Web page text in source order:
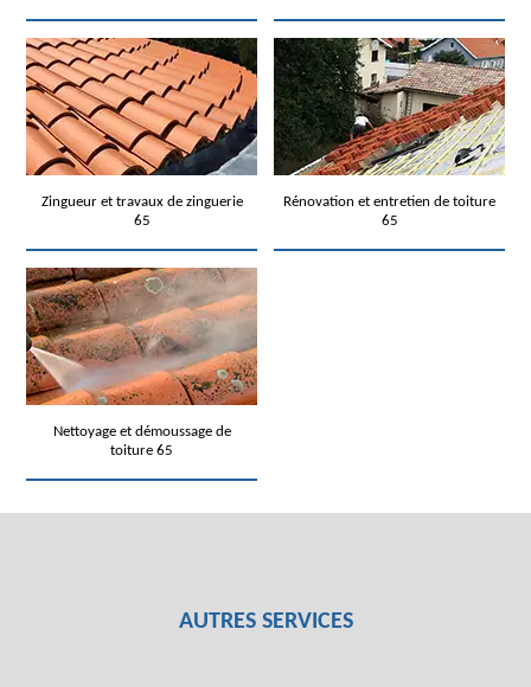
Zingueur et travaux de zinguerie
65
Rénovation et entretien de toiture
65
Nettoyage et démoussage de
toiture 65
AUTRES SERVICES